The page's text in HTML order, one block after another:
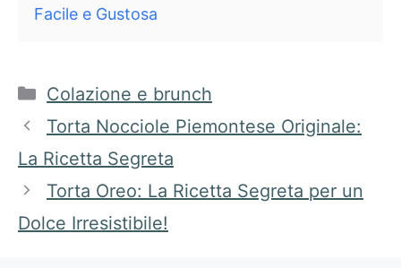
Facile e Gustosa
Categorie
Colazione e brunch
Torta Nocciole Piemontese Originale:
La Ricetta Segreta
Torta Oreo: La Ricetta Segreta per un
Dolce Irresistibile!